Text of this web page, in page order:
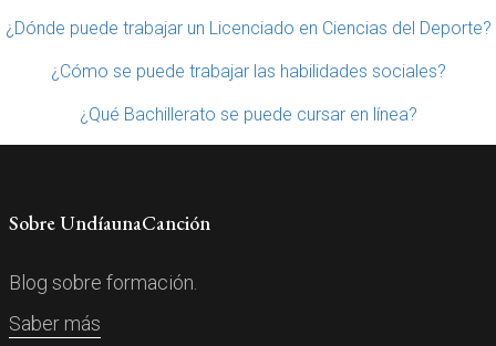
¿Dónde puede trabajar un Licenciado en Ciencias del Deporte?
¿Cómo se puede trabajar las habilidades sociales?
¿Qué Bachillerato se puede cursar en línea?
Sobre UndíaunaCanción
Blog sobre formación.
Saber más